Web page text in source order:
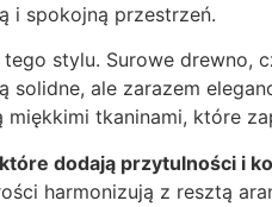
i spokojną przestrzeń.
tego stylu. Surowe drewno,
ale zarazem
tkaninami, które
dodają przytulności i
harmonizują z resztą